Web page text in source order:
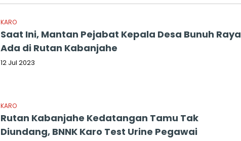
KARO
Saat Ini, Mantan Pejabat Kepala Desa Bunuh Raya
Ada di Rutan Kabanjahe
12 Jul 2023
KARO
Rutan Kabanjahe Kedatangan Tamu Tak
Diundang, BNNK Karo Test Urine Pegawai